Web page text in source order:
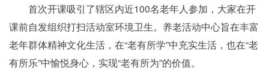
首次开课吸引了辖区内近100名老年人参加，大家在开
课前自发组织打扫活动室环境卫生。养老活动中心旨在丰富
老年群体精神文化生活，在“老有所学”中充实生活，也在“老
有所乐”中愉悦身心，实现“老有所为”的价值。